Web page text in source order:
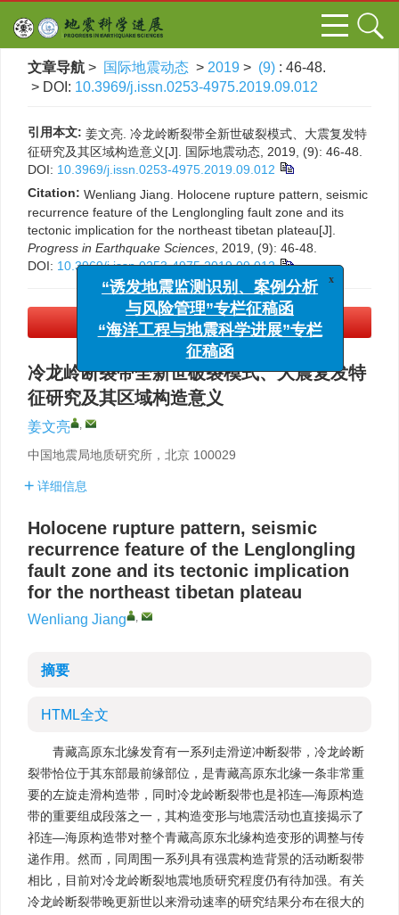
文章导航 > 国际地震动态 > 2019 > (9) : 46-48.
> DOI: 10.3969/j.issn.0253-4975.2019.09.012
引用本文: 姜文亮. 冷龙岭断裂带全新世破裂模式、大震复发特
征研究及其区域构造意义[J]. 国际地震动态, 2019, (9): 46-48.
DOI: 10.3969/j.issn.0253-4975.2019.09.012
Citation: Wenliang Jiang. Holocene rupture pattern, seismic
recurrence feature of the Lenglongling fault zone and its
tectonic implication for the northeast tibetan plateau[J].
Progress in Earthquake Sciences , 2019, (9): 46-48.
DOI: 10.3969/j.issn.0253-4975.2019.09.012
PDF下载(361 KB)
冷龙岭断裂带全新世破裂模式、大震复发特
征研究及其区域构造意义
姜文亮 ,
中国地震局地质研究所，北京 100029
详细信息
Holocene rupture pattern, seismic
recurrence feature of the Lenglongling
fault zone and its tectonic implication
for the northeast tibetan plateau
Wenliang Jiang ,
摘要
HTML全文
青藏高原东北缘发育有一系列走滑逆冲断裂带，冷龙岭断
裂带恰位于其东部最前缘部位，是青藏高原东北缘一条非常重
要的左旋走滑构造带，同时冷龙岭断裂带也是祁连—海原构造
带的重要组成段落之一，其构造变形与地震活动也直接揭示了
祁连—海原构造带对整个青藏高原东北缘构造变形的调整与传
递作用。然而，同周围一系列具有强震构造背景的活动断裂带
相比，目前对冷龙岭断裂地震地质研究程度仍有待加强。有关
冷龙岭断裂带晚更新世以来滑动速率的研究结果分布在很大的
“诱发地震监测识别、案例分析
与风险管理”专栏征稿函
“海洋工程与地震科学进展”专栏
征稿函